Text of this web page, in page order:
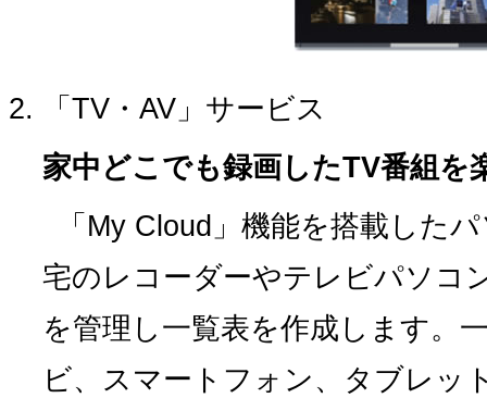
「TV・AV」サービス
家中どこでも録画したTV番組を
「My Cloud」機能を搭載した
宅のレコーダーやテレビパソコ
を管理し一覧表を作成します。
ビ、スマートフォン、タブレッ